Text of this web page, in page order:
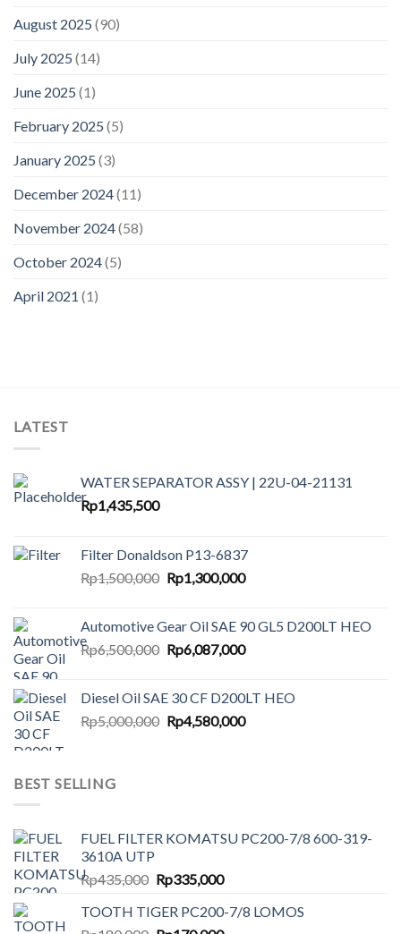
August 2025 (90)
July 2025 (14)
June 2025 (1)
February 2025 (5)
January 2025 (3)
December 2024(11)
November 2024(58)
October 2024(5)
April 2021 (1)
LATEST
WATER SEPARATOR ASSY | 22U-04-21131
Rp1,435,500
Filter Donaldson P13-6837
Rp1,500,000 Original
Rp1,500,000.
Rp1,300,000Current
Rp1,300,000.
Automotive Gear Oil SAE 90 GL5 D200LT HEO
Rp6,500,000 Original
Rp6,500,000.
Rp6,087,000Current
Rp6,087,000.
Diesel Oil SAE 30 CF D200LT HEO
Rp5,000,000 Original
Rp4,580,000Current
BEST SELLING
FUEL FILTER KOMATSU PC200-7/8 600-319-
3610A UTP
Rp435,000 Original
was:
Rp335,000Current
is:
TOOTH TIGER PC200-7/8 LOMOS